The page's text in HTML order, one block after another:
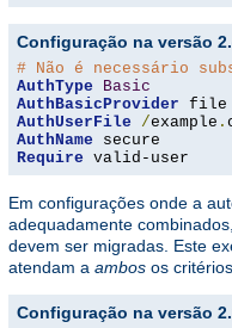
Configuração na versão
# Não é necessário
AuthType
Basic
AuthBasicProvider
AuthUserFile
/example .
AuthName
Require valid-user
Em configurações onde a
adequadamente
devem ser migradas. Este
atendam a ambos os
Configuração na versão